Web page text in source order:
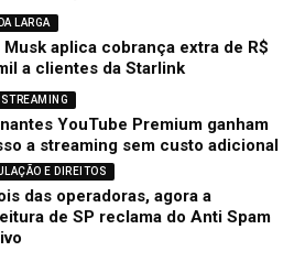
LARGA
Musk aplica cobrança extra de R$
a clientes da Starlink
YouTube Premium ganham
a streaming sem custo adicional
E DIREITOS
das operadoras, agora a
de SP reclama do Anti Spam